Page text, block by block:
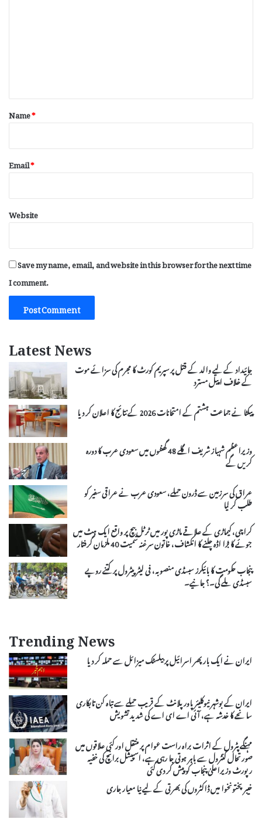
*
Name*
Email*
Website
Save my name, email, and website in this browser for the next time
I comment.
Latest News
جائیداد کے لیے والد کے قتل پر سپریم کورٹ کا مجرم کی سزائے موت
کے خلاف اپیل مسترد
پیکٹا نے جماعت ہشتم کے امتحانات 2026 کے نتائج کا اعلان کر دیا
وزیراعظم شہباز شریف اگلے 48 گھنٹوں میں سعودی عرب کا دورہ
کریں گے
عراق کی سرزمین سے ڈرون حملے، سعودی عرب نے عراقی سفیر کو
طلب کر لیا
کراچی، کیماڑی کے علاقے ماڑی پور میں ٹرٹل بیچ پر واقع ایک ہٹ میں
جوئے کا بڑا اڈہ چلنے کا انکشاف، خاتون سرغنہ سمیت 40 ملزمان گرفتار
پنجاب حکومت کا بائیکرز سبسڈی منصوبہ، فی لیٹر پیٹرول پر کتنے روپے
سبسڈی ملے گی۔؟ جانیے۔
Trending News
ایران نے ایک بار پھر اسرائیل پر بیلسٹک میزائل سے حملہ کر دیا
ایران کے بوشہر نیوکلیئر پاور پلانٹ کے قریب حملے سے تباہ کن تابکاری
سانحے کا خدشہ ہے، آئی اے ای اے کی شدید تشویش
مہنگے پٹرول کے اثرات براہ راست عوام پر منتقل اور کئی علاقوں میں
صورتحال کنٹرول سے باہر ہوتی جا رہی ہے، اسپیشل برانچ کی خفیہ
رپورٹ وزیراعلیٰ پنجاب کو پیش کر دی گئی
خیبرپختونخوا میں ڈاکٹروں کی بھرتی کے لیے نیا معیار جاری